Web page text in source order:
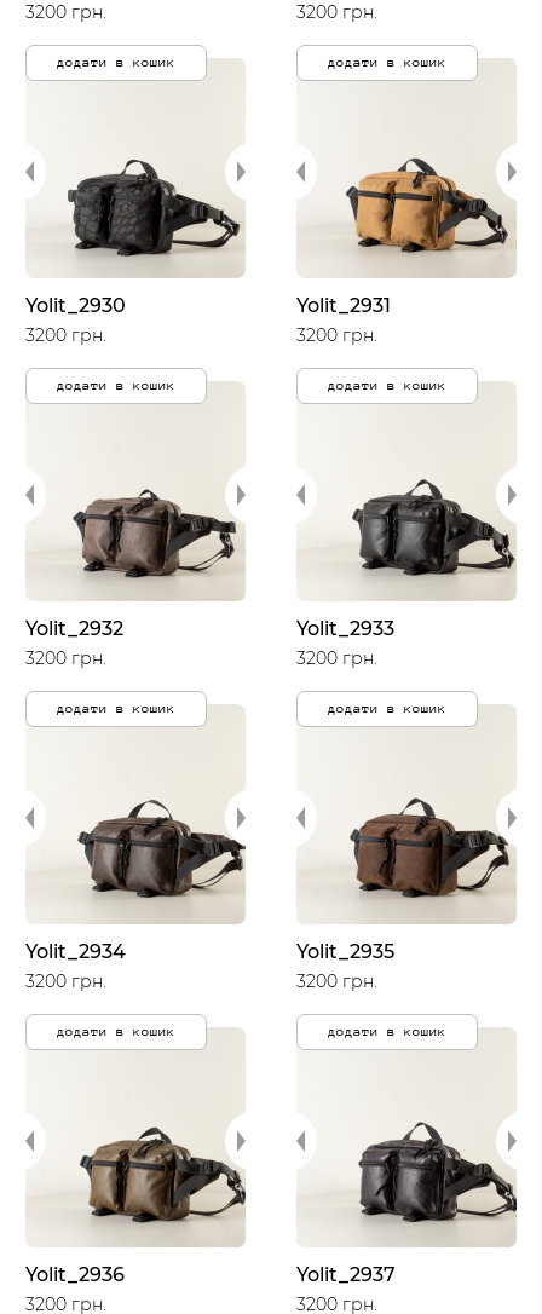
3200 грн.
додати в кошик
3200 грн.
додати в кошик
Yolit_2930
3200 грн.
додати в кошик
Yolit_2931
3200 грн.
додати в кошик
Yolit_2932
3200 грн.
додати в кошик
Yolit_2933
3200 грн.
додати в кошик
Yolit_2934
3200 грн.
додати в кошик
Yolit_2935
3200 грн.
додати в кошик
Yolit_2936
3200 грн.
Yolit_2937
3200 грн.